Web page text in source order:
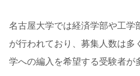
名古屋大学では経済学部や工学
が行われており、募集人数は多
学への編入を希望する受験者が